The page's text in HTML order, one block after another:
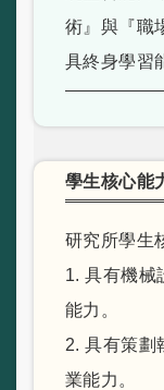
術』與『職
具終身學習
學生核心能
研究所學生
1. 具有機械
能力。
2. 具有策劃
業能力。